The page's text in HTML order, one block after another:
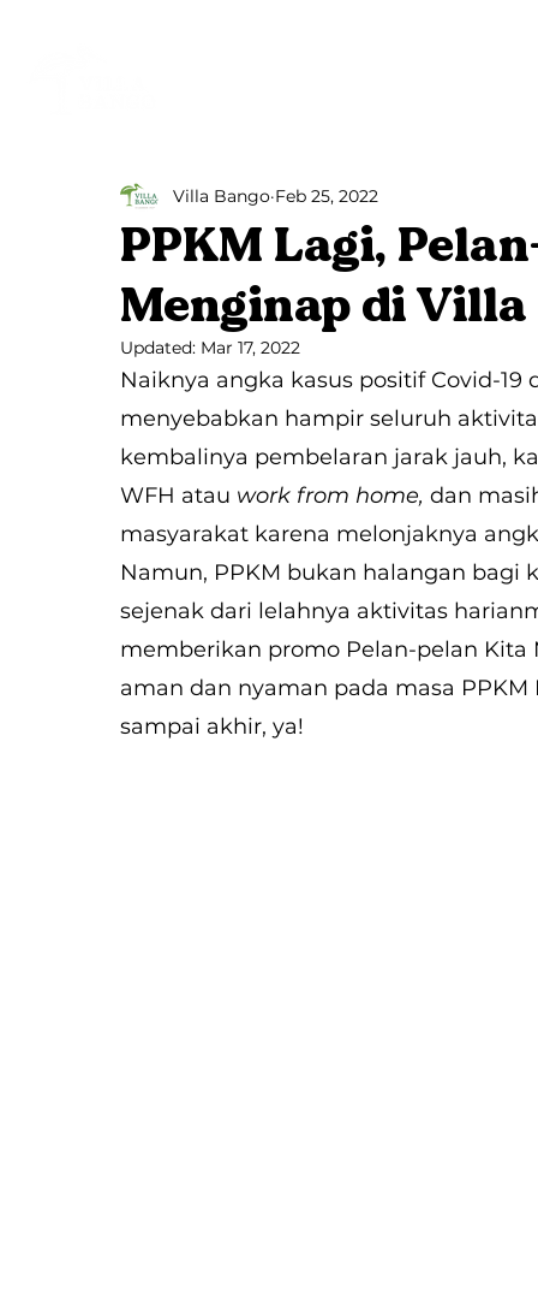
PPKM Lagi,
Menginap di Villa
Villa Bango Feb 25, 2022
Updated: Mar 17, 2022
Naiknya angka kasus positif Covid-
menyebabkan hampir seluruh
kembalinya pembelaran jarak jauh,
WFH atau work from home, dan
masyarakat karena melonjaknya
Namun, PPKM bukan halangan
sejenak dari lelahnya aktivitas
memberikan promo Pelan-pelan
aman dan nyaman pada masa PPKM
sampai akhir, ya!